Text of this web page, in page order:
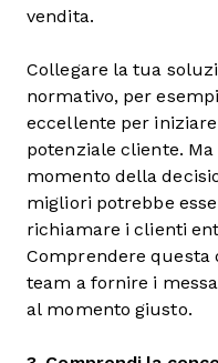
vendita.
Collegare la tua
normativo, per
eccellente per
potenziale cliente.
momento della
migliori potrebbe
richiamare i clienti
Comprendere questa
team a fornire i
al momento giusto.